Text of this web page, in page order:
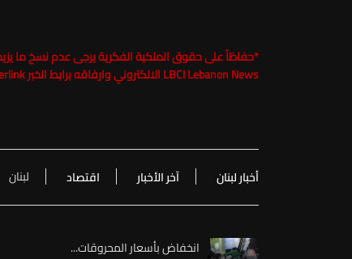
*حفاظاً على حقوق الملكية الفكرية يرجى عدم نسخ ما يزيد عن 20 في المئة من مضمون الخبر مع ذكر اسم
LBCI Lebanon Newsالالكتروني وارفاقه برابط الخبر Hyperlink تحت طائلة الملاحقة القانونية
أخبار لبنان آخر الأخبار اقتصاد لبنان
انخفاض بأسعار المحروقات...